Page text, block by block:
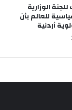
الوزارية
للعالم بأن
أردنية